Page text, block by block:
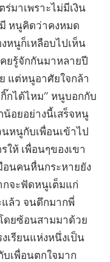
มาเพราะไม่มีเงิน
หนูคิดว่าคงหมด
หนูก็เหลือบไปเห็น
ยรู้จักกันมาหลายปี
แต่หนูอาศัยใจกล้า
กได้ไหม” หนูบอกกับ
น้อยอย่างนี้เสร็จหนู
หนูกับเพื่อนเข้าไป
ให้ เพื่อนๆของเขา
อนคนหื่นกระหายยัง
กจะฟัดหนูเต็มแก่
แล้ว จนดึกมากพี่
ดยซ้อนสามมาด้วย
เรียนแห่งหนึ่งเป็น
บเพื่อนตกใจมาก